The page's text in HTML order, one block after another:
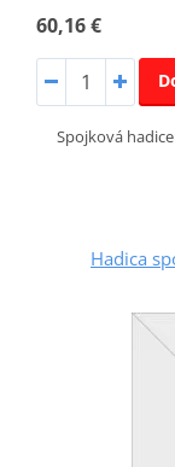
60,16 €
Spojková
Hadica